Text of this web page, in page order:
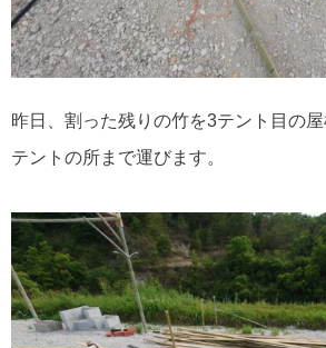
昨日、割った残りの竹を3テント目の
テントの所まで運びます。